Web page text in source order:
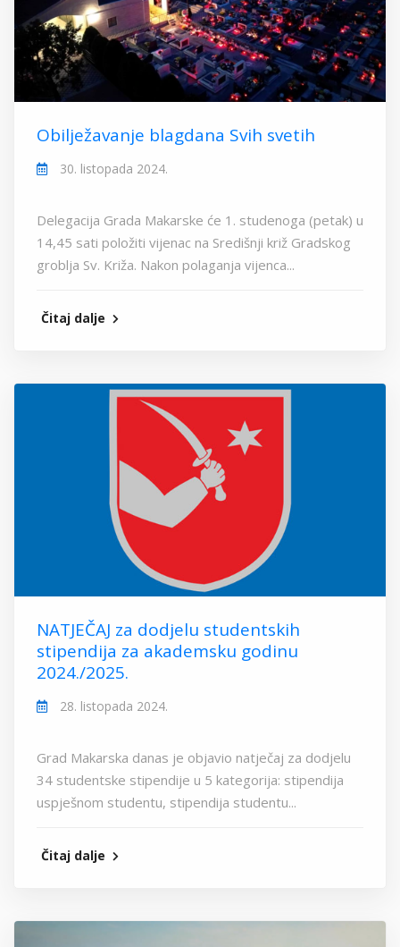
Obilježavanje blagdana Svih svetih
30. listopada 2024.
Delegacija Grada Makarske će 1. studenoga (petak) u
14,45 sati položiti vijenac na Središnji križ Gradskog
groblja Sv. Križa. Nakon polaganja vijenca...
Čitaj dalje
NATJEČAJ za dodjelu studentskih
stipendija za akademsku godinu
2024./2025.
28. listopada 2024.
Grad Makarska danas je objavio natječaj za dodjelu
34 studentske stipendije u 5 kategorija: stipendija
uspješnom studentu, stipendija studentu...
Čitaj dalje